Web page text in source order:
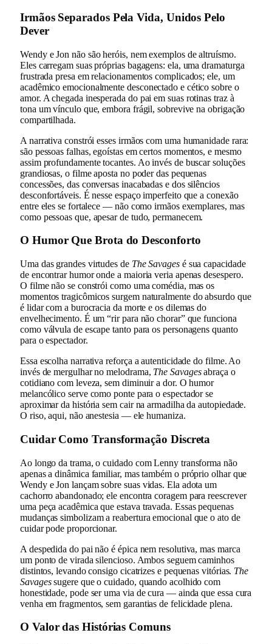
Irmãos Separados Pela Vida, Unidos Pelo
Dever
Wendy e Jon não são heróis, nem exemplos de altruísmo.
Eles carregam suas próprias bagagens: ela, uma dramaturga
frustrada presa em relacionamentos complicados; ele, um
acadêmico emocionalmente desconectado e cético sobre o
amor. A chegada inesperada do pai em suas rotinas traz à
tona um vínculo que, embora frágil, sobrevive na obrigação
compartilhada.
A narrativa constrói esses irmãos com uma humanidade rara:
são pessoas falhas, egoístas em certos momentos, e mesmo
assim profundamente tocantes. Ao invés de buscar soluções
grandiosas, o filme aposta no poder das pequenas
concessões, das conversas inacabadas e dos silêncios
desconfortáveis. É nesse espaço imperfeito que a conexão
entre eles se fortalece — não como irmãos exemplares, mas
como pessoas que, apesar de tudo, permanecem.
O Humor Que Brota do Desconforto
Uma das grandes virtudes de The Savagesé sua capacidade
de encontrar humor onde a maioria veria apenas desespero.
O filme não se constrói como uma comédia, mas os
momentos tragicômicos surgem naturalmente do absurdo que
é lidar com a burocracia da morte e os dilemas do
envelhecimento. É um “rir para não chorar” que funciona
como válvula de escape tanto para os personagens quanto
para o espectador.
Essa escolha narrativa reforça a autenticidade do filme. Ao
invés de mergulhar no melodrama, The Savagesabraça o
cotidiano com leveza, sem diminuir a dor. O humor
melancólico serve como ponte para o espectador se
aproximar da história sem cair na armadilha da autopiedade.
O riso, aqui, não anestesia — ele humaniza.
Cuidar Como Transformação Discreta
Ao longo da trama, o cuidado com Lenny transforma não
apenas a dinâmica familiar, mas também o próprio olhar que
Wendy e Jon lançam sobre suas vidas. Ela adota um
cachorro abandonado; ele encontra coragem para reescrever
uma peça acadêmica que estava travada. Essas pequenas
mudanças simbolizam a reabertura emocional que o ato de
cuidar pode proporcionar.
A despedida do pai não é épica nem resolutiva, mas marca
um ponto de virada silencioso. Ambos seguem caminhos
distintos, levando consigo cicatrizes e pequenas vitórias. The
Savagessugere que o cuidado, quando acolhido com
honestidade, pode ser uma via de cura — ainda que essa cura
venha em fragmentos, sem garantias de felicidade plena.
O Valor das Histórias Comuns